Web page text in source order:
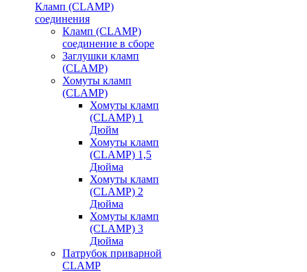
Кламп (CLAMP)
соединения
Кламп (CLAMP)
соединение в сборе
Заглушки кламп
(CLAMP)
Хомуты кламп
(CLAMP)
Хомуты кламп
(CLAMP) 1
Дюйм
Хомуты кламп
(CLAMP) 1,5
Дюйма
Хомуты кламп
(CLAMP) 2
Дюйма
Хомуты кламп
(CLAMP) 3
Дюйма
Патрубок приварной
CLAMP